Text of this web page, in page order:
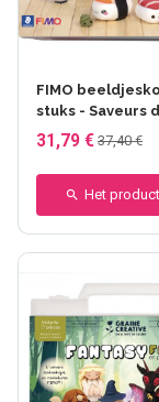
FIMO
stuks - Saveurs
31,79 € 37,40 €
Het